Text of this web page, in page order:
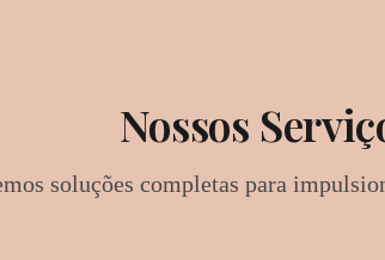
Nossos
soluções completas para